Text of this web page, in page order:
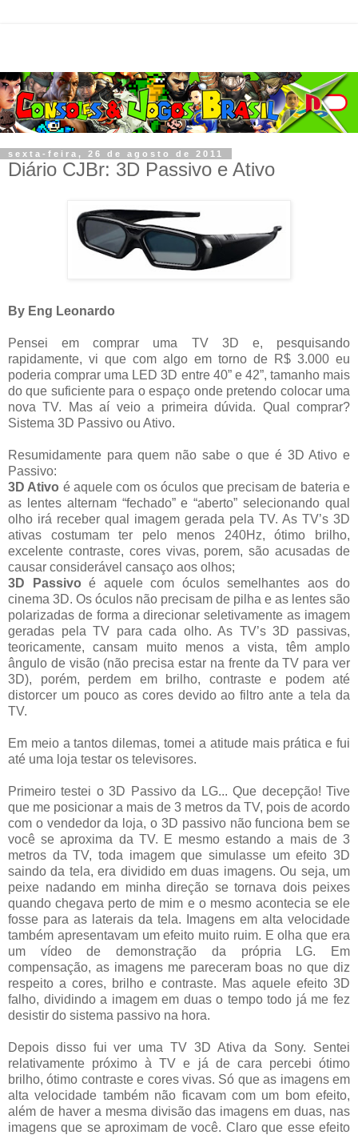
sexta-feira, 26 de agosto de 2011
Diário CJBr: 3D Passivo e Ativo
By Eng Leonardo
Pensei em comprar uma TV 3D e, pesquisando
rapidamente, vi que com algo em torno de R$ 3.000 eu
poderia comprar uma LED 3D entre 40” e 42”, tamanho mais
do que suficiente para o espaço onde pretendo colocar uma
nova TV. Mas aí veio a primeira dúvida. Qual comprar?
Sistema 3D Passivo ou Ativo.
Resumidamente para quem não sabe o que é 3D Ativo e
Passivo:
3D Ativo é aquele com os óculos que precisam de bateria e
as lentes alternam “fechado” e “aberto” selecionando qual
olho irá receber qual imagem gerada pela TV. As TV’s 3D
ativas costumam ter pelo menos 240Hz, ótimo brilho,
excelente contraste, cores vivas, porem, são acusadas de
causar considerável cansaço aos olhos;
3D Passivo é aquele com óculos semelhantes aos do
cinema 3D. Os óculos não precisam de pilha e as lentes são
polarizadas de forma a direcionar seletivamente as imagem
geradas pela TV para cada olho. As TV’s 3D passivas,
teoricamente, cansam muito menos a vista, têm amplo
ângulo de visão (não precisa estar na frente da TV para ver
3D), porém, perdem em brilho, contraste e podem até
distorcer um pouco as cores devido ao filtro ante a tela da
TV.
Em meio a tantos dilemas, tomei a atitude mais prática e fui
até uma loja testar os televisores.
Primeiro testei o 3D Passivo da LG... Que decepção! Tive
que me posicionar a mais de 3 metros da TV, pois de acordo
com o vendedor da loja, o 3D passivo não funciona bem se
você se aproxima da TV. E mesmo estando a mais de 3
metros da TV, toda imagem que simulasse um efeito 3D
saindo da tela, era dividido em duas imagens. Ou seja, um
peixe nadando em minha direção se tornava dois peixes
quando chegava perto de mim e o mesmo acontecia se ele
fosse para as laterais da tela. Imagens em alta velocidade
também apresentavam um efeito muito ruim. E olha que era
um vídeo de demonstração da própria LG. Em
compensação, as imagens me pareceram boas no que diz
respeito a cores, brilho e contraste. Mas aquele efeito 3D
falho, dividindo a imagem em duas o tempo todo já me fez
desistir do sistema passivo na hora.
Depois disso fui ver uma TV 3D Ativa da Sony. Sentei
relativamente próximo à TV e já de cara percebi ótimo
brilho, ótimo contraste e cores vivas. Só que as imagens em
alta velocidade também não ficavam com um bom efeito,
além de haver a mesma divisão das imagens em duas, nas
imagens que se aproximam de você. Claro que esse efeito